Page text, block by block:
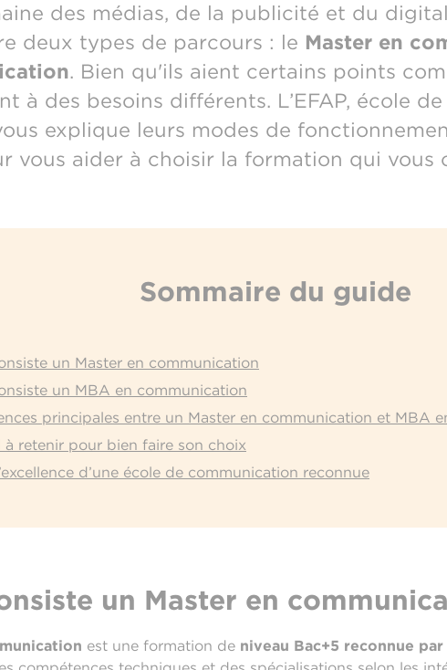
des médias, de la publicité et du
deux types de parcours : le Master en
. Bien qu'ils aient certains points
à des besoins différents. L’EFAP, école
explique leurs modes de
vous aider à choisir la formation qui vous
Sommaire du guide
un Master en communication
un MBA en communication
principales entre un Master en communication et MBA
à retenir pour bien faire son choix
d’une école de communication reconnue
un Master en
est une formation de niveau Bac+5 reconnue par